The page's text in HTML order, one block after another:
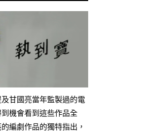
甘國亮當年監製過的電
機會看到這些作品全
編劇作品的獨特指出，